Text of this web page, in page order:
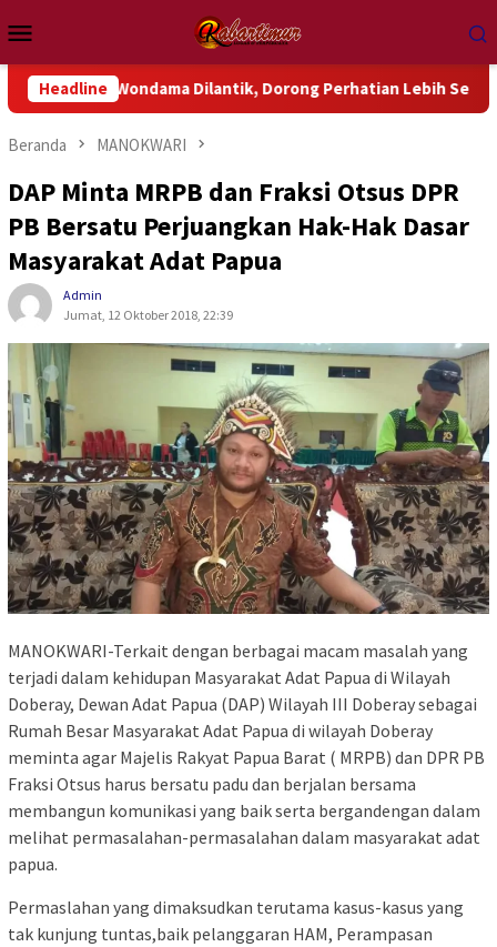
ke
kontenMobile
Headline
Wondama Dilantik, Dorong Perhatian Lebih Serius Terhadap
Beranda MANOKWARI
DAP Minta MRPB dan Fraksi Otsus DPR
PB Bersatu Perjuangkan Hak-Hak Dasar
Masyarakat Adat Papua
Admin
Jumat, 12 Oktober 2018, 22:39
MANOKWARI-Terkait dengan berbagai macam masalah yang
terjadi dalam kehidupan Masyarakat Adat Papua di Wilayah
Doberay, Dewan Adat Papua (DAP) Wilayah III Doberay sebagai
Rumah Besar Masyarakat Adat Papua di wilayah Doberay
meminta agar Majelis Rakyat Papua Barat ( MRPB) dan DPR PB
Fraksi Otsus harus bersatu padu dan berjalan bersama
membangun komunikasi yang baik serta bergandengan dalam
melihat permasalahan-permasalahan dalam masyarakat adat
papua.
Permaslahan yang dimaksudkan terutama kasus-kasus yang
tak kunjung tuntas,baik pelanggaran HAM, Perampasan